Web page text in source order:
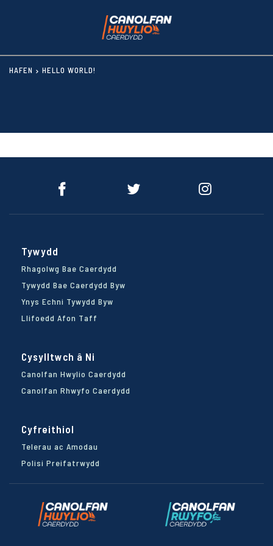
HAFEN HELLO WORLD!
Tywydd
Rhagolwg Bae Caerdydd
Tywydd Bae Caerdydd Byw
Ynys Echni Tywydd Byw
Llifoedd Afon Taff
Cysylltwch â Ni
Canolfan Hwylio Caerdydd
Canolfan Rhwyfo Caerdydd
Cyfreithiol
Telerau ac Amodau
Polisi Preifatrwydd